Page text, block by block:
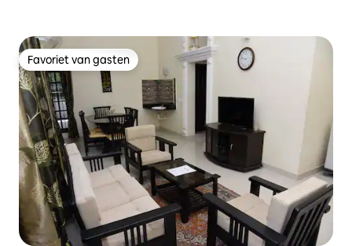
Favoriet van gasten
Favoriet van gasten